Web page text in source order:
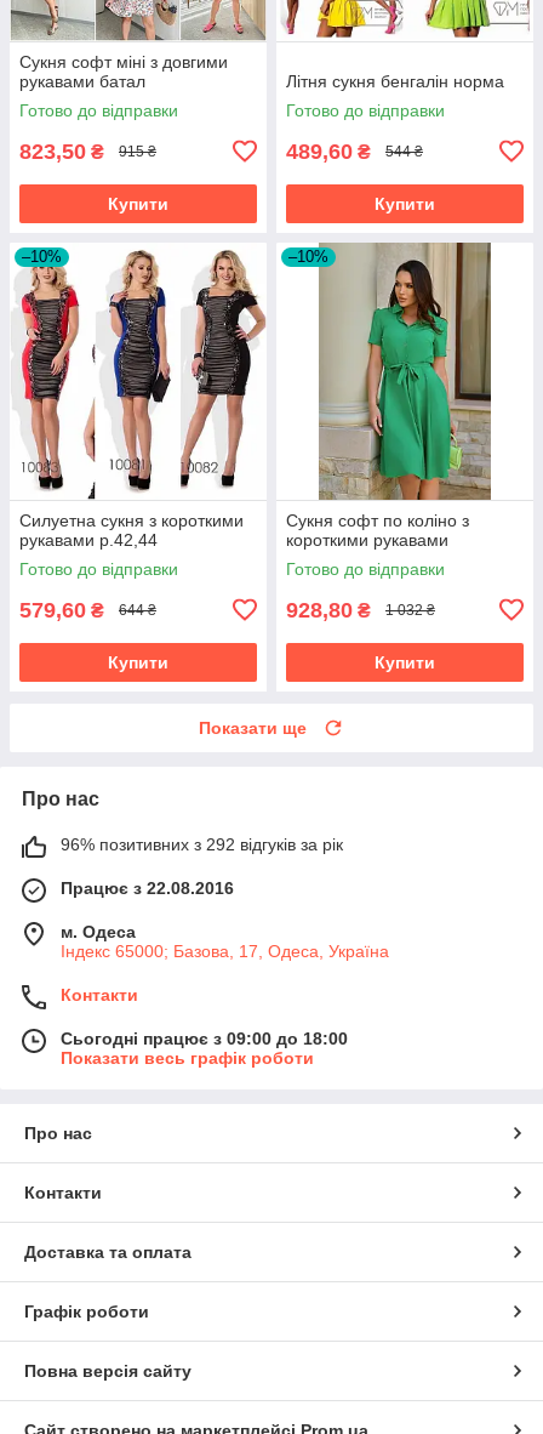
Сукня софт міні з довгими
рукавами батал
Готово до відправки
823,50 ₴ 915 ₴
Купити
Літня сукня бенгалін норма
Готово до відправки
489,60 ₴ 544 ₴
Купити
–10%
Силуетна сукня з короткими
рукавами р.42,44
Готово до відправки
579,60 ₴ 644 ₴
Купити
–10%
Сукня софт по коліно з
короткими рукавами
Готово до відправки
928,80 ₴ 1 032 ₴
Купити
Показати ще
Про нас
96% позитивних з 292 відгуків за рік
Працює з 22.08.2016
м. Одеса
Індекс 65000; Базова, 17, Одеса, Україна
Контакти
Сьогодні працює з 09:00 до 18:00
Показати весь графік роботи
Про нас
Контакти
Доставка та оплата
Графік роботи
Повна версія сайту